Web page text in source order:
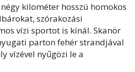
kilométer hosszú homokos
szórakozási
vízi sportot is kínál. Skanör
parton fehér strandjával
vízével nyűgözi le a